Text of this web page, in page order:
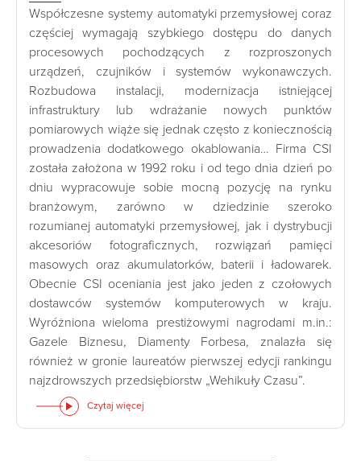
Współczesne systemy automatyki przemysłowej coraz
częściej wymagają szybkiego dostępu do danych
procesowych pochodzących z rozproszonych
urządzeń, czujników i systemów wykonawczych.
Rozbudowa instalacji, modernizacja istniejącej
infrastruktury lub wdrażanie nowych punktów
pomiarowych wiąże się jednak często z koniecznością
prowadzenia dodatkowego okablowania… Firma CSI
została założona w 1992 roku i od tego dnia dzień po
dniu wypracowuje sobie mocną pozycję na rynku
branżowym, zarówno w dziedzinie szeroko
rozumianej automatyki przemysłowej, jak i dystrybucji
akcesoriów fotograficznych, rozwiązań pamięci
masowych oraz akumulatorków, baterii i ładowarek.
Obecnie CSI oceniania jest jako jeden z czołowych
dostawców systemów komputerowych w kraju.
Wyróżniona wieloma prestiżowymi nagrodami m.in.:
Gazele Biznesu, Diamenty Forbesa, znalazła się
również w gronie laureatów pierwszej edycji rankingu
najzdrowszych przedsiębiorstw „Wehikuły Czasu”.
Czytaj więcej